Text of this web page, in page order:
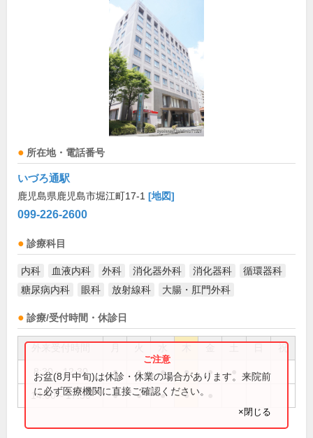
所在地・電話番号
いづろ通駅
鹿児島県鹿児島市堀江町17-1 [地図]
099-226-2600
診療科目
内科 血液内科 外科 消化器外科 消化器科
循環器科
糖尿病内科
眼科 放射線科 大腸・肛門外科
診療/受付時間・休診日
祝
8:30～12:30 ● ● ● ● ●
14:00～17:30 ● ● ● ●
お盆(8月中旬)は休診・休業の場合があります。来院前
に必ず医療機関に直接ご確認ください。
×閉じる